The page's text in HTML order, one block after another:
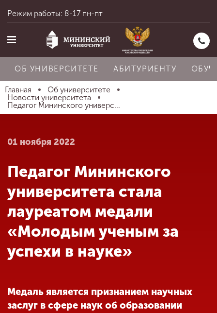
Главная
Абитуриенту
Обучение
Наука
Международная
деятельность
Режим работы: 8-17 пн-пт
ОБ УНИВЕРСИТЕТЕ АБИТУРИЕНТУ
Главная
Об университете
Новости университета
Педагог Мининского универс...
01 ноября 2022
Педагог Мининского
университета стала
лауреатом медали
«Молодым ученым за
успехи в науке»
Медаль является признанием научных
заслуг в сфере наук об образовании